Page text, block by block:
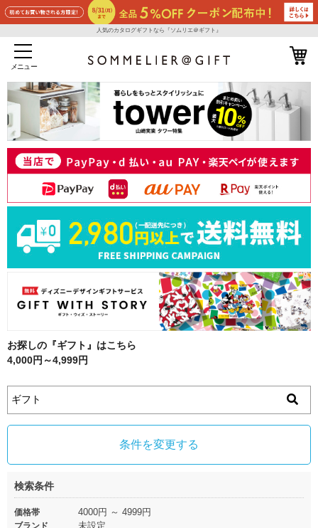
人気のカタログギフトなら『ソムリエ＠ギフト』
メニュー
お探しの『ギフト』はこちら
4,000円～4,999円
条件を変更する
検索条件
価格帯 4000円 ～ 4999円
ブランド 未設定